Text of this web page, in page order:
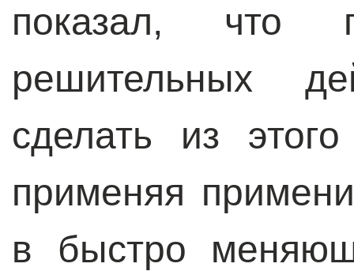
показал, что
решительных
сделать из
применяя
в быстро